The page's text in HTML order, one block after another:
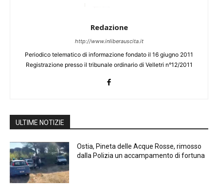
Redazione
http://www.inliberauscita.it
Periodico telematico di informazione fondato il 16 giugno 2011
Registrazione presso il tribunale ordinario di Velletri n°12/2011
ULTIME NOTIZIE
Ostia, Pineta delle Acque Rosse, rimosso
dalla Polizia un accampamento di fortuna